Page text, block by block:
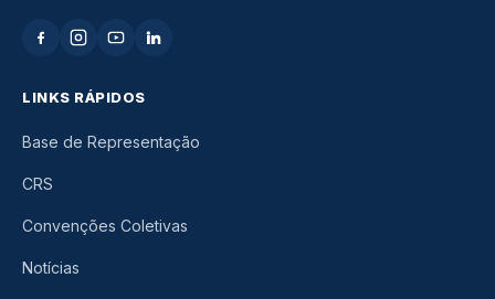
LINKS RÁPIDOS
Base de Representação
CRS
Convenções Coletivas
Notícias